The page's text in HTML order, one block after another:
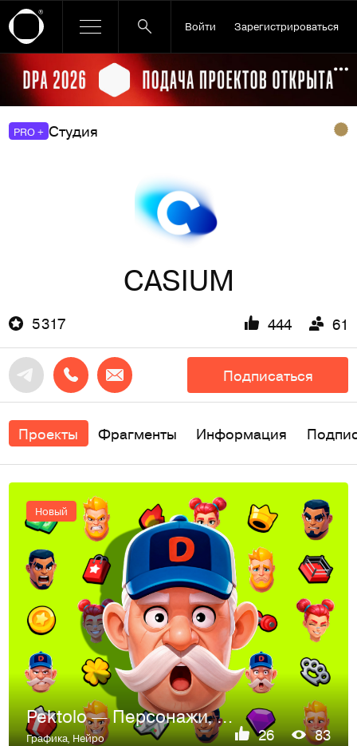
Войти Зарегистрироваться
Ссылка баннера
PRO + Студия
CASIUM
5 317 444 61
Подписаться
Проекты Фрагменты Информация
Новый
Pektolo — Персонажи, карточки и UI иконки игрового интерфей…
Графика,Нейро 26 83